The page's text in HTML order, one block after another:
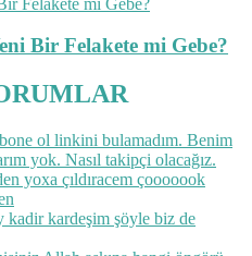
Bir Felakete mi Gebe?
ol linkini bulamadım. Benim
yok. Nasıl takipçi olacağız.
yoxa çıldıracem çooooook
kadir kardeşim şöyle biz de